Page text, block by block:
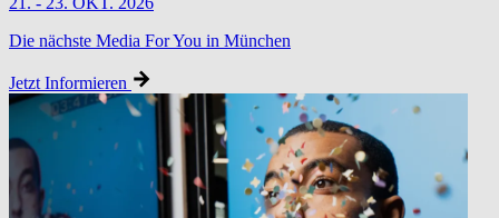
Die nächste Media For You in München
Jetzt Informieren